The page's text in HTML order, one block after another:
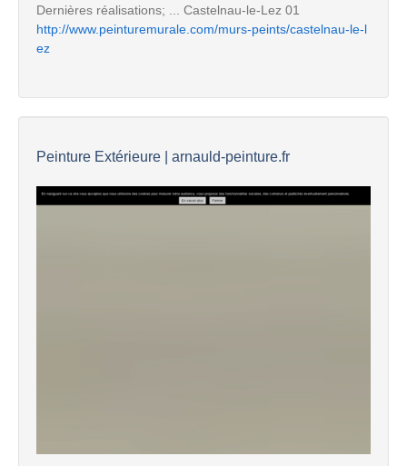
Dernières réalisations; ... Castelnau-le-Lez 01
http://www.peinturemurale.com/murs-peints/castelnau-le-l
ez
Peinture Extérieure | arnauld-peinture.fr